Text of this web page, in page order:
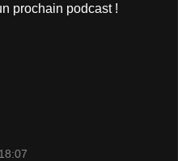
prochain podcast !